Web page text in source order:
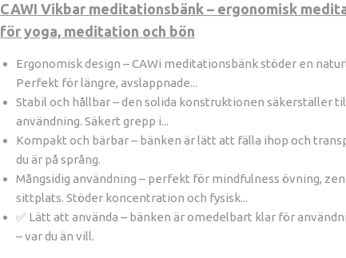
CAWI Vikbar meditationsbänk – ergonomisk
för yoga, meditation och bön
Ergonomisk design – CAWi meditationsbänk stöder en
Perfekt för längre, avslappnade...
Stabil och hållbar – den solida konstruktionen
användning. Säkert grepp i...
Kompakt och bärbar – bänken är lätt att fälla ihop och
du är på språng.
Mångsidig användning – perfekt för mindfulness övning,
sittplats. Stöder koncentration och fysisk...
✅ Lätt att använda – bänken är omedelbart klar för
– var du än vill.